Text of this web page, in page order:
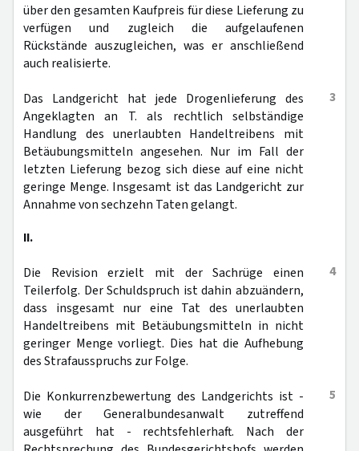
über den gesamten Kaufpreis für diese Lieferung zu
verfügen und zugleich die aufgelaufenen
Rückstände auszugleichen, was er anschließend
auch realisierte.
3
Das Landgericht hat jede Drogenlieferung des
Angeklagten an T. als rechtlich selbständige
Handlung des unerlaubten Handeltreibens mit
Betäubungsmitteln angesehen. Nur im Fall der
letzten Lieferung bezog sich diese auf eine nicht
geringe Menge. Insgesamt ist das Landgericht zur
Annahme von sechzehn Taten gelangt.
II.
4
Die Revision erzielt mit der Sachrüge einen
Teilerfolg. Der Schuldspruch ist dahin abzuändern,
dass insgesamt nur eine Tat des unerlaubten
Handeltreibens mit Betäubungsmitteln in nicht
geringer Menge vorliegt. Dies hat die Aufhebung
des Strafausspruchs zur Folge.
5
Die Konkurrenzbewertung des Landgerichts ist -
wie der Generalbundesanwalt zutreffend
ausgeführt hat - rechtsfehlerhaft. Nach der